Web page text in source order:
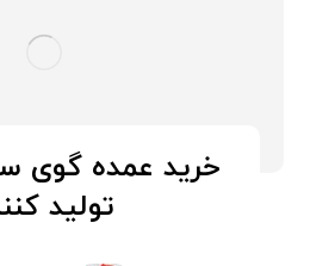
خرید عمده گوی
تولید